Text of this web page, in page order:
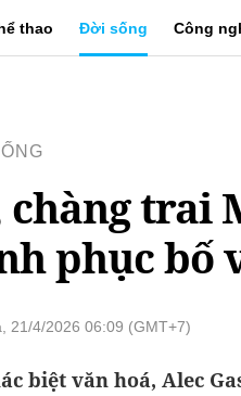
thao Đời sống Công
chàng trai
phục bố
21/4/2026 06:09 (GMT+7)
biệt văn hoá, Alec